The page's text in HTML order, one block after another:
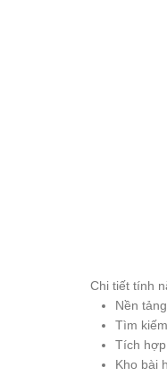
Chi tiết tính
Nền
Tìm
Tích
Kho bài